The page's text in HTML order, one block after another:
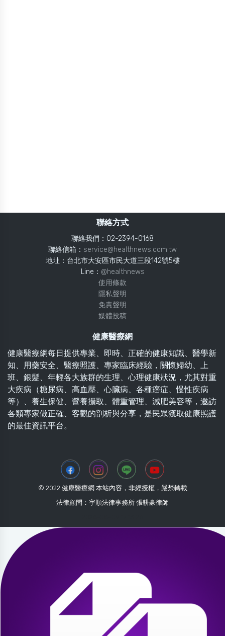
聯絡方式
聯絡我們：02-2394-0168
聯絡信箱： service@healthnews.com.tw
地址：台北市大安區市民大道三段142號5樓
Line： @healthnews
使用條款
隱私聲明
免責聲明
媒體投稿
健康醫療網
健康醫療網每日提供專業、即時、正確的健康知識、醫學新
知、用藥安全、醫療照護、專家臨床經驗，關懷婦幼、上
班、銀髮、年輕各大族群的生理、心理健康狀況，尤其對重
大疾病（糖尿病、高血壓、心臟病、各種癌症、慢性疾病
等）、養生保健、營養攝取、體重管理、減肥美容等，邀訪
各類專家做正確、客觀的剖析與分享，是民眾獲取健康照護
的最佳資訊平台。
© 2022 健康醫療網 本站內容，非經授權，嚴禁轉載
法律顧問：宇順法律事務所 張耕豪律師